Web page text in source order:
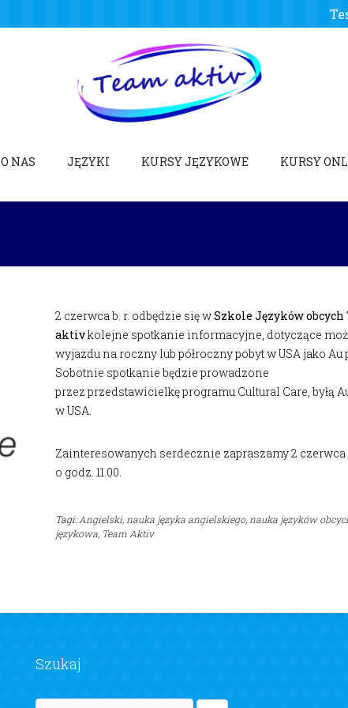
O NAS JĘZYKI KURSY JĘZYKOWE KURSY
2 czerwca b. r. odbędzie się wSzkole Języków obcych
aktivkolejne spotkanie informacyjne, dotyczące
wyjazdu na roczny lub półroczny pobyt w USA jako Au
Sobotnie spotkanie będzie prowadzone
przez przedstawicielkę programu Cultural Care, byłą
w USA.
Zainteresowanych serdecznie zapraszamy 2 czerwca
o godz. 11.00.
Tagi:Angielski, nauka języka angielskiego, nauka języków
językowa, Team Aktiv
Szukaj